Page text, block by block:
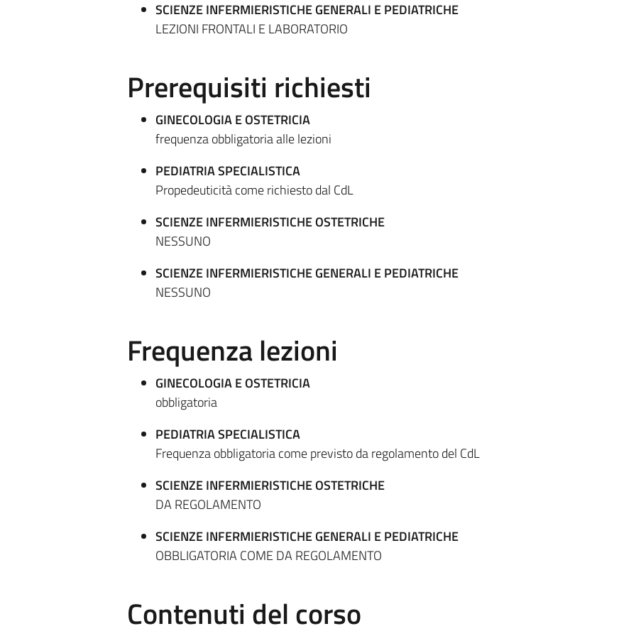
SCIENZE INFERMIERISTICHE GENERALI E PEDIATRICHE
LEZIONI FRONTALI E LABORATORIO
Prerequisiti richiesti
GINECOLOGIA E OSTETRICIA
frequenza obbligatoria alle lezioni
PEDIATRIA SPECIALISTICA
Propedeuticità come richiesto dal CdL
SCIENZE INFERMIERISTICHE OSTETRICHE
NESSUNO
SCIENZE INFERMIERISTICHE GENERALI E PEDIATRICHE
NESSUNO
Frequenza lezioni
GINECOLOGIA E OSTETRICIA
obbligatoria
PEDIATRIA SPECIALISTICA
Frequenza obbligatoria come previsto da regolamento del CdL
SCIENZE INFERMIERISTICHE OSTETRICHE
DA REGOLAMENTO
SCIENZE INFERMIERISTICHE GENERALI E PEDIATRICHE
OBBLIGATORIA COME DA REGOLAMENTO
Contenuti del corso